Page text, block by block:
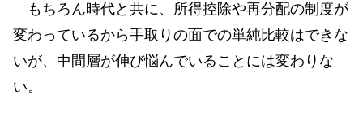
もちろん時代と共に、所得控除や再分配の制度が
変わっているから手取りの面での単純比較はできな
いが、中間層が伸び悩んでいることには変わりな
い。